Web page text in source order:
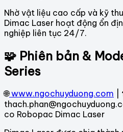
Nhờ vật liệu cao cấp và kỹ
Dimac Laser hoạt động ổn
nghiệp liên tục 24/7.
🧩 Phiên bản &
Series
🌐 www.ngochuyduong.com
co Robopac Dimac Laser